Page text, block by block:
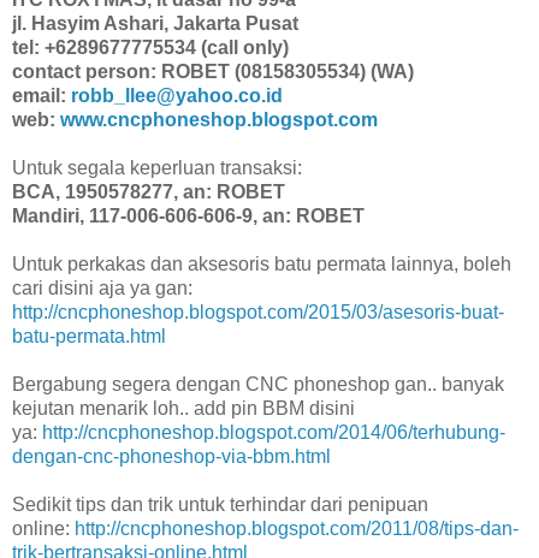
jl. Hasyim Ashari, Jakarta Pusat
tel: +6289677775534 (call only)
contact person: ROBET (08158305534) (WA)
email: robb_llee@yahoo.co.id
web: www.cncphoneshop.blogspot.com
Untuk segala keperluan transaksi:
BCA, 1950578277, an: ROBET
Mandiri, 117-006-606-606-9, an: ROBET
Untuk perkakas dan aksesoris batu permata lainnya, boleh
cari disini aja ya gan:
http://cncphoneshop.blogspot.com/2015/03/asesoris-buat-
batu-permata.html
Bergabung segera dengan CNC phoneshop gan.. banyak
kejutan menarik loh.. add pin BBM disini
ya: http://cncphoneshop.blogspot.com/2014/06/terhubung-
dengan-cnc-phoneshop-via-bbm.html
Sedikit tips dan trik untuk terhindar dari penipuan
online: http://cncphoneshop.blogspot.com/2011/08/tips-dan-
trik-bertransaksi-online.html